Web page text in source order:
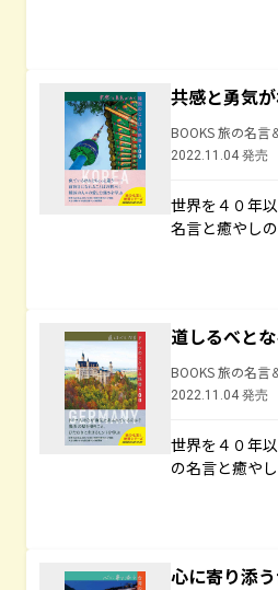
共感と勇気
BOOKS 旅の名言
2022.11.04 発売
世界を４０年
名言と癒やし
道しるべと
BOOKS 旅の名言
2022.11.04 発売
世界を４０年
の名言と癒や
心に寄り添